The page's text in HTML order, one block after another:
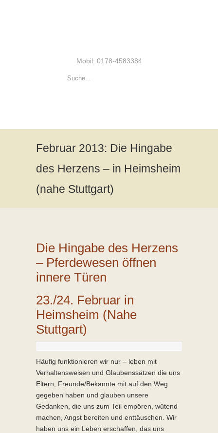
Mobil: 0178-4583384
Februar 2013: Die Hingabe
des Herzens – in Heimsheim
(nahe Stuttgart)
Die Hingabe des Herzens
– Pferdewesen öffnen
innere Türen
23./24. Februar in
Heimsheim (Nahe
Stuttgart)
Häufig funktionieren wir nur – leben mit
Verhaltensweisen und Glaubenssätzen die uns
Eltern, Freunde/Bekannte mit auf den Weg
gegeben haben und glauben unsere
Gedanken, die uns zum Teil empören, wütend
machen, Angst bereiten und enttäuschen. Wir
haben uns ein Leben erschaffen, das uns